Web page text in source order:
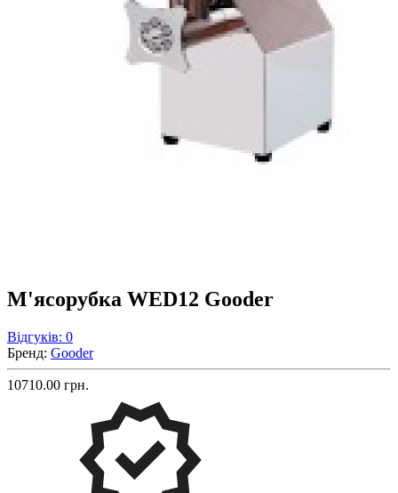
М'ясорубка WED12 Gooder
Відгуків: 0
Бренд: Gooder
10710.00 грн.